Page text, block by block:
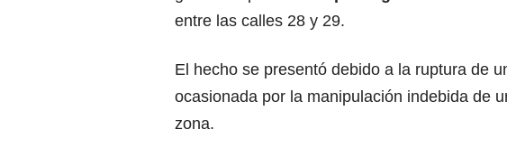
entre las calles 28 y 29.
El hecho se presentó debido a la ruptura de
ocasionada por la manipulación indebida de
zona.